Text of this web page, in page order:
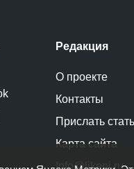
Редакция
О проекте
Контакты
Прислать
Карта сайта
Info@likeni.ru